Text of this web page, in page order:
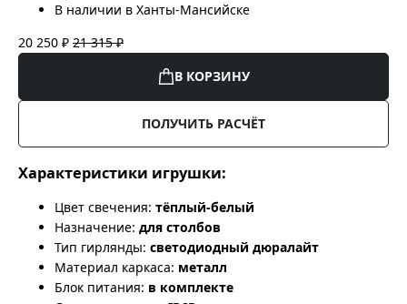
В наличии в Ханты-Мансийске
20 250 ₽ 21 315 ₽
В КОРЗИНУ
ПОЛУЧИТЬ РАСЧЁТ
Характеристики игрушки:
Цвет свечения: тёплый-белый
Назначение: для столбов
Тип гирлянды: светодиодный дюралайт
Материал каркаса: металл
Блок питания: в комплекте